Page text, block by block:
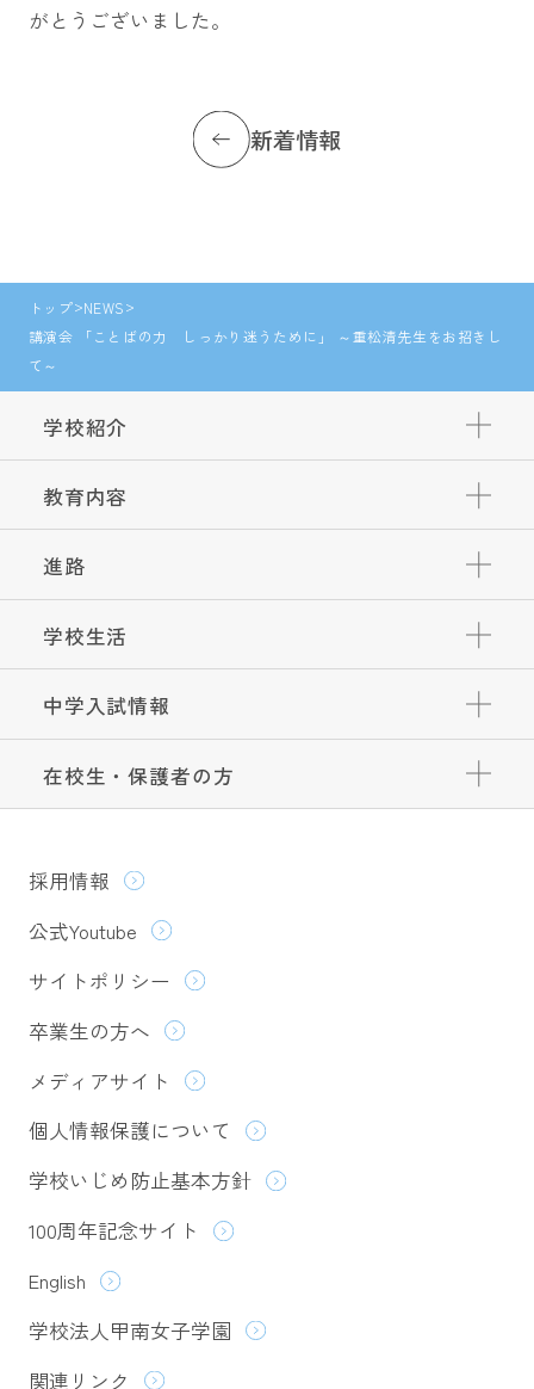
がとうございました。
新着情報
トップ NEWS
講演会 「ことばの力 しっかり迷うために」 ～重松清先生をお招きし
て～
学校紹介
教育内容
進路
学校生活
中学入試情報
在校生・保護者の方
採用情報
公式Youtube
サイトポリシー
卒業生の方へ
メディアサイト
個人情報保護について
学校いじめ防止基本方針
100周年記念サイト
English
学校法人甲南女子学園
関連リンク